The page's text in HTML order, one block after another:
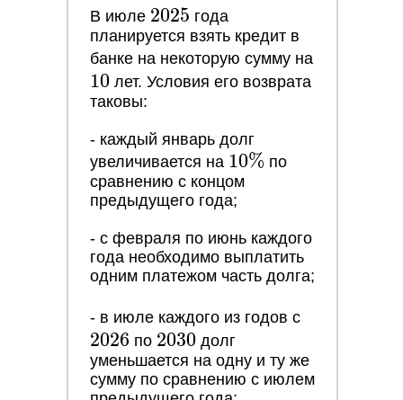
В июле 2025
2025 года
планируется взять кредит в
банке на некоторую сумму на
10 лет. Условия его возврата
таковы:
- каждый январь долг
увеличивается на 10\%
10% по
сравнению с концом
предыдущего года;
- с февраля по июнь каждого
года необходимо выплатить
одним платежом часть долга;
- в июле каждого из годов с
2026 по 2030
2030 долг
уменьшается на одну и ту же
сумму по сравнению с июлем